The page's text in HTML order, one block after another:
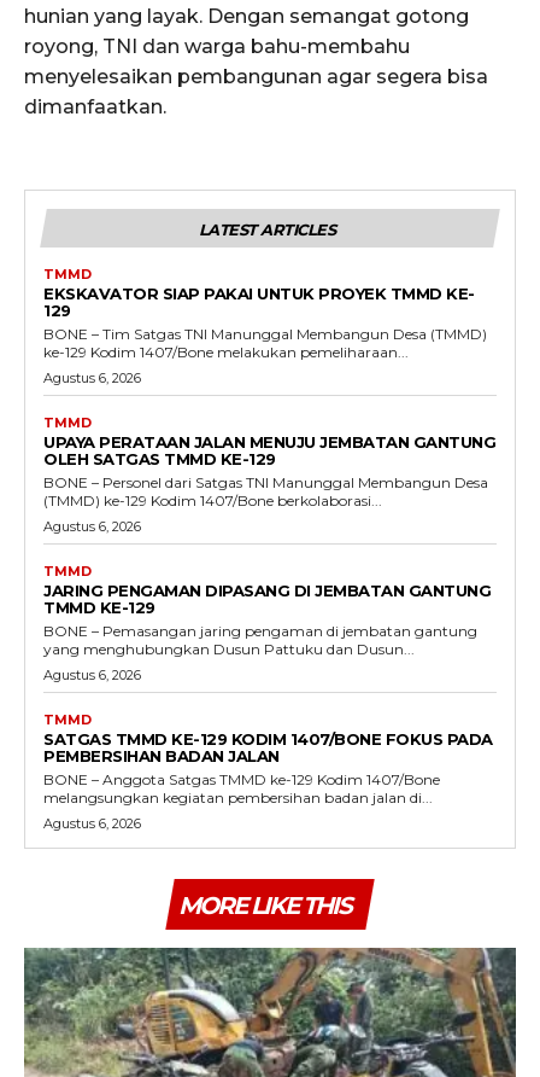
hunian yang layak. Dengan semangat gotong
royong, TNI dan warga bahu-membahu
menyelesaikan pembangunan agar segera bisa
dimanfaatkan.
LATEST ARTICLES
TMMD
EKSKAVATOR SIAP PAKAI UNTUK PROYEK TMMD KE-
129
BONE – Tim Satgas TNI Manunggal Membangun Desa (TMMD)
ke-129 Kodim 1407/Bone melakukan pemeliharaan...
Agustus 6, 2026
TMMD
UPAYA PERATAAN JALAN MENUJU JEMBATAN GANTUNG
OLEH SATGAS TMMD KE-129
BONE – Personel dari Satgas TNI Manunggal Membangun Desa
(TMMD) ke-129 Kodim 1407/Bone berkolaborasi...
Agustus 6, 2026
TMMD
JARING PENGAMAN DIPASANG DI JEMBATAN GANTUNG
TMMD KE-129
BONE – Pemasangan jaring pengaman di jembatan gantung
yang menghubungkan Dusun Pattuku dan Dusun...
Agustus 6, 2026
TMMD
SATGAS TMMD KE-129 KODIM 1407/BONE FOKUS PADA
PEMBERSIHAN BADAN JALAN
BONE – Anggota Satgas TMMD ke-129 Kodim 1407/Bone
melangsungkan kegiatan pembersihan badan jalan di...
Agustus 6, 2026
MORE LIKE THIS